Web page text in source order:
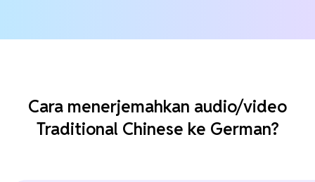
Cara menerjemahkan audio/video
Traditional Chinese ke German?